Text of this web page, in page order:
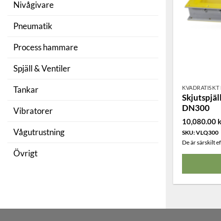
Nivågivare
Pneumatik
Process hammare
Spjäll & Ventiler
Tankar
Vibratorer
Vågutrustning
Övrigt
DN300
10,080.00
SKU: VLQ300
De är särskilt